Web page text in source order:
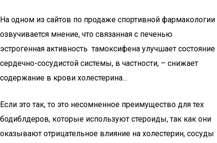
На одном из сайтов по продаже спортивной фармакологии
озвучивается мнение, что связанная с печенью
эстрогенная активность тамоксифена улучшает состояние
сердечно-сосудистой системы, в частности, – снижает
содержание в крови холестерина…
Если это так, то это несомненное преимущество для тех
бодиблдеров, которые используют стероиды, так как они
оказывают отрицательное влияние на холестерин, сосуды